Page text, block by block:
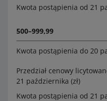
Kwota postąpienia od 21
500–999,99
Kwota postąpienia do 20
Przedział cenowy
21 października (zł)
Kwota postąpienia od 21